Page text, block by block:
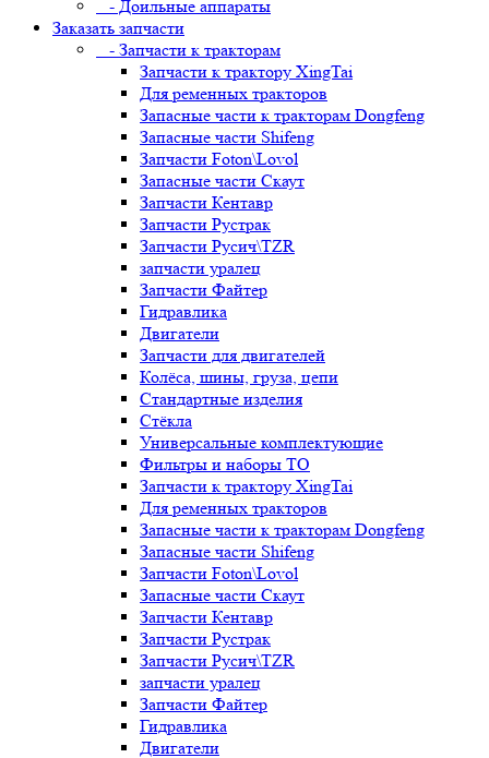
- Доильные аппараты
Заказать запчасти
- Запчасти к тракторам
Запчасти к трактору XingTai
Для ременных тракторов
Запасные части к тракторам Dongfeng
Запасные части Shifeng
Запчасти Foton\Lovol
Запасные части Скаут
Запчасти Кентавр
Запчасти Рустрак
Запчасти Русич\TZR
запчасти уралец
Запчасти Файтер
Гидравлика
Двигатели
Запчасти для двигателей
Колёса, шины, груза, цепи
Стандартные изделия
Стёкла
Универсальные комплектующие
Фильтры и наборы ТО
Запчасти к трактору XingTai
Для ременных тракторов
Запасные части к тракторам Dongfeng
Запасные части Shifeng
Запчасти Foton\Lovol
Запасные части Скаут
Запчасти Кентавр
Запчасти Рустрак
Запчасти Русич\TZR
запчасти уралец
Запчасти Файтер
Гидравлика
Двигатели